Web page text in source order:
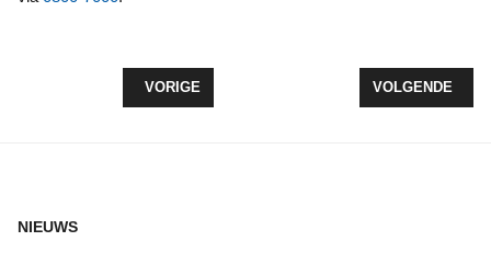
VORIG ARTIKEL: BRANDWEER BLUST VOERTUIG
VORIGE VOLGENDE
VOLGENDE
NIEUWS